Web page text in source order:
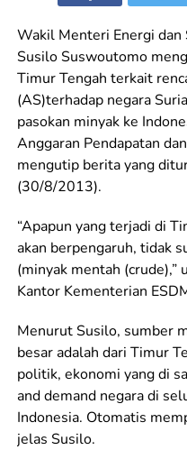
Wakil Menteri Energi dan
Susilo Suswoutomo
Timur Tengah terkait
(AS)terhadap negara
pasokan minyak ke
Anggaran Pendapatan
mengutip berita yang
(30/8/2013).
“Apapun yang terjadi di
akan berpengaruh, tidak
(minyak mentah
Kantor Kementerian
Menurut Susilo, sumber
besar adalah dari Timur
politik, ekonomi yang di
and demand negara di
Indonesia. Otomatis
jelas Susilo.